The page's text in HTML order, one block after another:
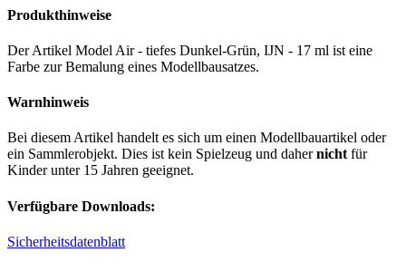
Produkthinweise
Der Artikel Model Air - tiefes Dunkel-Grün, IJN - 17 ml ist eine
Farbe zur Bemalung eines Modellbausatzes.
Warnhinweis
Bei diesem Artikel handelt es sich um einen Modellbauartikel oder
ein Sammlerobjekt. Dies ist kein Spielzeug und dahernicht für
Kinder unter 15 Jahren geeignet.
Verfügbare Downloads:
Sicherheitsdatenblatt